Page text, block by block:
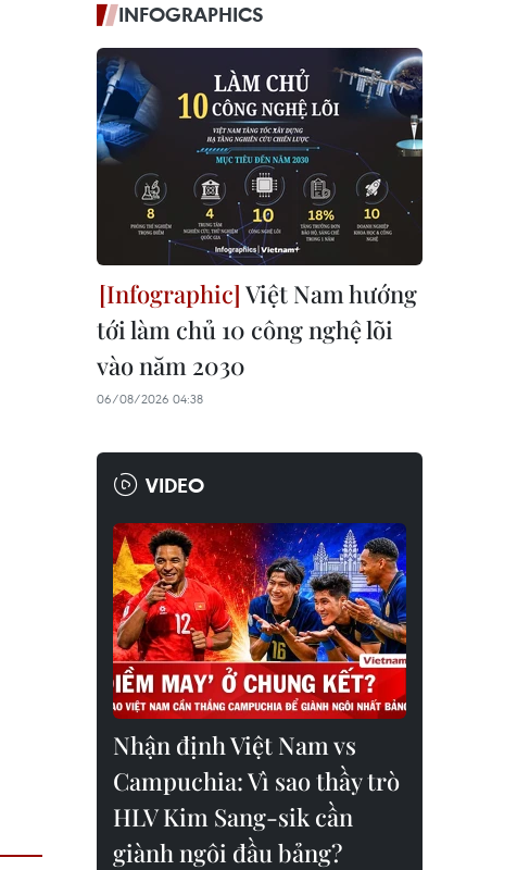
INFOGRAPHICS
Việt Nam hướng
tới làm chủ 10 công nghệ lõi
vào năm 2030
06/08/2026 04:38
VIDEO
Nhận định Việt Nam vs
Campuchia: Vì sao thầy trò
HLV Kim Sang-sik cần
giành ngôi đầu bảng?